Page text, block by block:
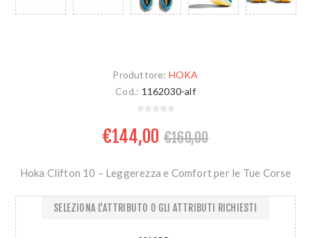
Produttore: HOKA
Cod.: 1162030-alf
€144,00 €160,00
Hoka Clifton 10 – Leggerezza e Comfort per le Tue Corse
SELEZIONA L'ATTRIBUTO O GLI ATTRIBUTI RICHIESTI